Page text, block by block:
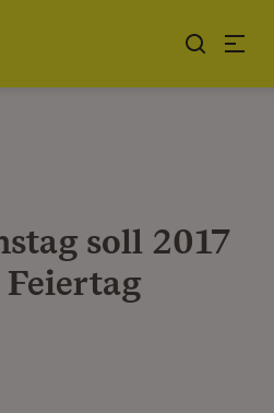
soll 2017